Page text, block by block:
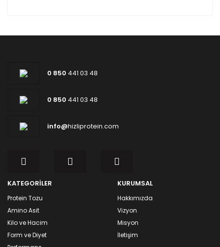
0 850 441 03 48
0 850 441 03 48
info@hizliprotein.com
KATEGORİLER
Protein Tozu
Amino Asit
Kilo ve Hacim
Form ve Diyet
KURUMSAL
Hakkımızda
Vizyon
Misyon
İletişim